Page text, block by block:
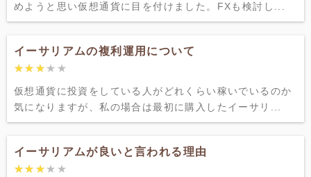
めようと思い仮想通貨に目を付けました。FXも検討し...
イーサリアムの複利運用について
★★★★★
★★★★★
仮想通貨に投資をしている人がどれくらい稼いでいるのか
気になりますが、私の場合は最初に購入したイーサリ...
イーサリアムが良いと言われる理由
★★★★★
★★★★★